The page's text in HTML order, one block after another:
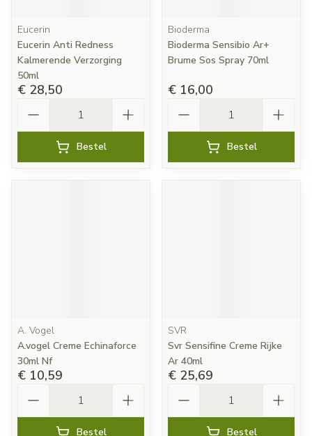
Eucerin
Eucerin Anti Redness
Kalmerende Verzorging
50ml
€ 28,50
Bestel
Bioderma
Bioderma Sensibio Ar+
Brume Sos Spray 70ml
€ 16,00
Bestel
A. Vogel
A.vogel Creme Echinaforce
30ml Nf
€ 10,59
Bestel
SVR
Svr Sensifine Creme Rijke
Ar 40ml
€ 25,69
Bestel